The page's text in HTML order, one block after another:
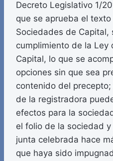
Decreto Legislativo 1/
que se aprueba el
Sociedades de Capital,
cumplimiento de la Ley
Capital, lo que se
opciones sin que sea
contenido del
de la registradora
efectos para la
el folio de la sociedad
junta celebrada hace
que haya sido